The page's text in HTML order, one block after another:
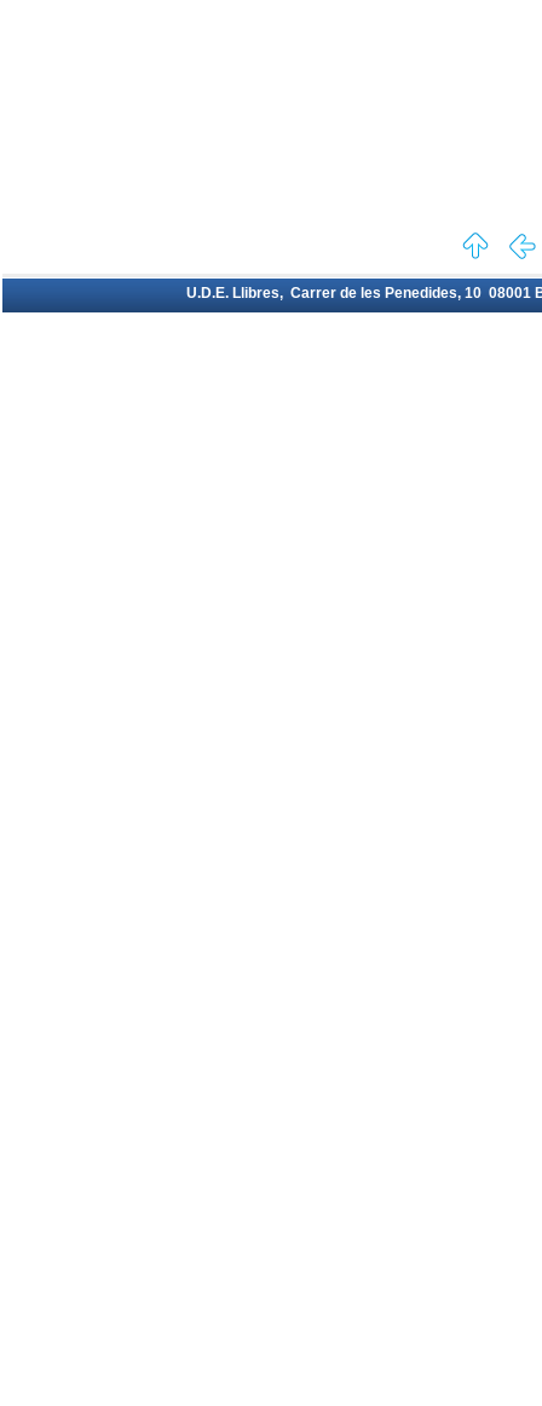
U.D.E. Llibres, Carrer de les Penedides, 10 08001